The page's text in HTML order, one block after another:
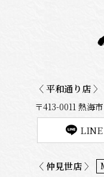
〈 平和通り店 〉
〒413-0011 熱海
LINE
〈 仲見世店 〉